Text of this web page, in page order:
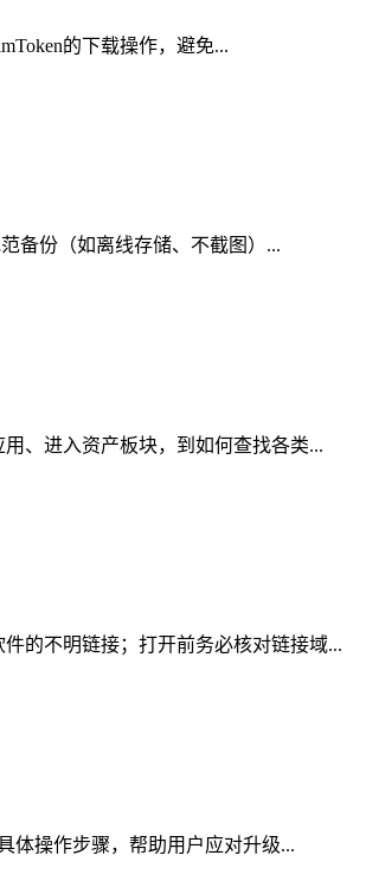
的下载操作，避免...
备份（如离线存储、不截图）...
、进入资产板块，到如何查找各类...
的不明链接；打开前务必核对链接域...
体操作步骤，帮助用户应对升级...